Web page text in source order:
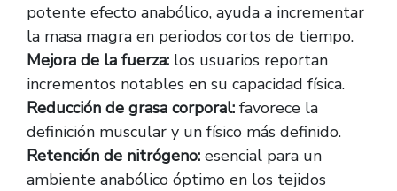
potente efecto anabólico, ayuda a incrementar
la masa magra en periodos cortos de tiempo.
Mejora de la fuerza: los usuarios reportan
incrementos notables en su capacidad física.
Reducción de grasa corporal: favorece la
definición muscular y un físico más definido.
Retención de nitrógeno: esencial para un
ambiente anabólico óptimo en los tejidos